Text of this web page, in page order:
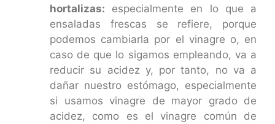
hortalizas: especialmente en lo que a
ensaladas frescas se refiere, porque
podemos cambiarla por el vinagre o, en
caso de que lo sigamos empleando, va a
reducir su acidez y, por tanto, no va a
dañar nuestro estómago, especialmente
si usamos vinagre de mayor grado de
acidez, como es el vinagre común de